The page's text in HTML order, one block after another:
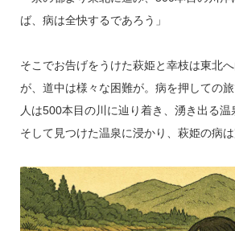
ば、病は全快するであろう」
そこでお告げをうけた萩姫と幸枝は東北
が、道中は様々な困難が。病を押しての
人は500本目の川に辿り着き、湧き出る温
そして見つけた温泉に浸かり、萩姫の病は